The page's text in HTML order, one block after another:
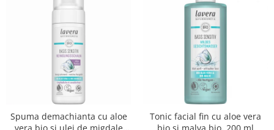
Condimente bio
Maioneza bio
Mancare asiatica bio
Sare si mixuri de sare
Dulceata si creme bio
Compoturi bio
Spuma demachianta cu aloe
Tonic facial fin cu aloe vera